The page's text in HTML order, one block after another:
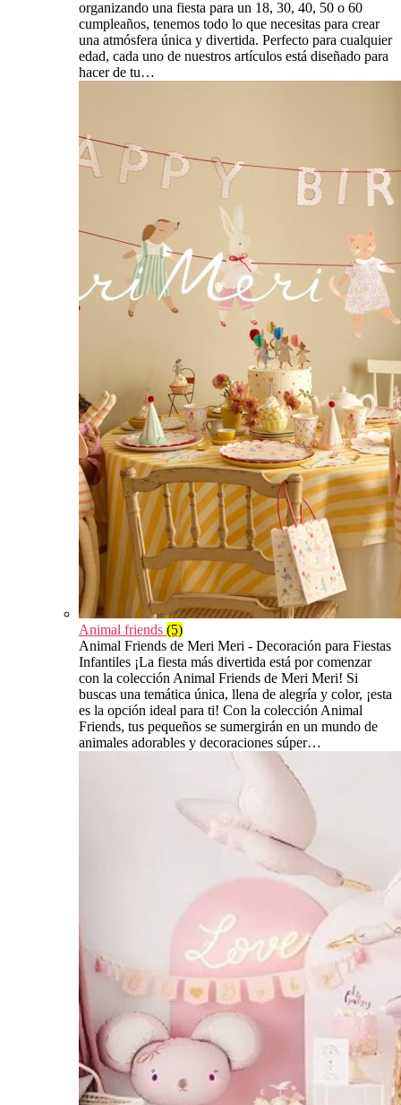
organizando una fiesta para un 18, 30, 40, 50 o 60
cumpleaños, tenemos todo lo que necesitas para crear
una atmósfera única y divertida. Perfecto para cualquier
edad, cada uno de nuestros artículos está diseñado para
hacer de tu…
Animal friends (5)
Animal Friends de Meri Meri - Decoración para Fiestas
Infantiles ¡La fiesta más divertida está por comenzar
con la colección Animal Friends de Meri Meri! Si
buscas una temática única, llena de alegría y color, ¡esta
es la opción ideal para ti! Con la colección Animal
Friends, tus pequeños se sumergirán en un mundo de
animales adorables y decoraciones súper…